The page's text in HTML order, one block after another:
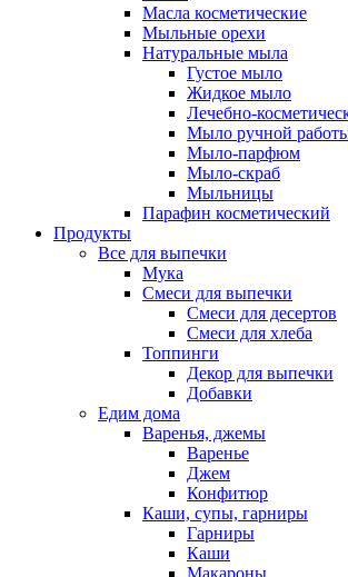
Масла косметические
Мыльные орехи
Натуральные мыла
Густое мыло
Жидкое мыло
Лечебно-
Мыло ручной
Мыло-парфюм
Мыло-скраб
Мыльницы
Парафин косметический
Продукты
Все для выпечки
Мука
Смеси для выпечки
Смеси для десертов
Смеси для хлеба
Топпинги
Декор для выпечки
Добавки
Едим дома
Варенья, джемы
Варенье
Джем
Конфитюр
Каши, супы, гарниры
Гарниры
Каши
Макароны